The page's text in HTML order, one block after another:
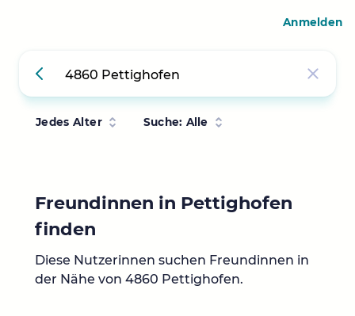
Jedes Alter Suche: Alle
Freundinnen in Pettighofen
finden
Diese Nutzerinnen suchen Freundinnen in
der Nähe von 4860 Pettighofen.
Anmelden